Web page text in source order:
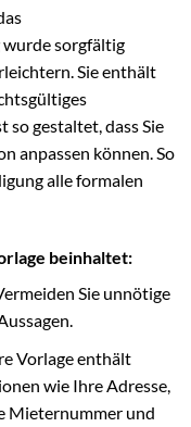
wurde sorgfältig
Sie enthält
gestaltet, dass Sie
anpassen können. So
alle formalen
beinhaltet:
Sie unnötige
Vorlage enthält
wie Ihre Adresse,
Mieternummer und